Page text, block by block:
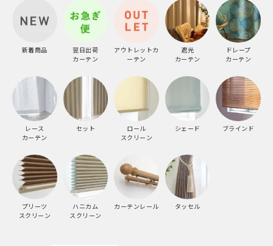
新着商品
翌日出荷
カーテン
アウトレットカ
ーテン
遮光
カーテン
ドレープ
カーテン
レース
カーテン
セット
ロール
スクリーン
シェード ブラインド
プリーツ
スクリーン
ハニカム
スクリーン
カーテンレール タッセル